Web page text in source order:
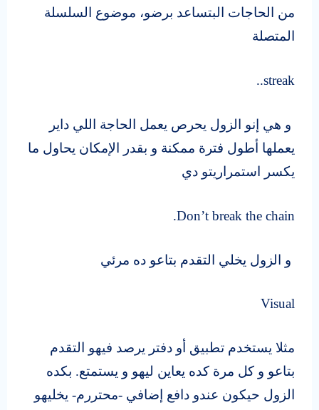
من الحاجات البتساعد برضو، موضوع السلسلة
المتصلة
streak..
و هي إنو الزول يحرص يعمل الحاجة اللي داير
يعملها أطول فترة ممكنة و بقدر الإمكان يحاول ما
يكسر استمراريتو دي
Don’t break the chain.
و الزول يخلي التقدم بتاعو ده مرئي
Visual
مثلا يستخدم تطبيق أو دفتر يرصد فيهو التقدم
بتاعو و كل مرة كده يعاين ليهو و يستمتع. بكده
الزول حيكون عندو دافع إضافي -محتررم- يخليهو